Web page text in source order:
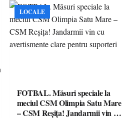
LOCALE
FOTBAL. Măsuri speciale la
meciul CSM Olimpia Satu Mare
– CSM Reșița! Jandarmii vin cu